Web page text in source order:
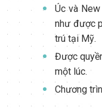
Úc và
như được
trú tại Mỹ.
Được
một lúc.
Chương